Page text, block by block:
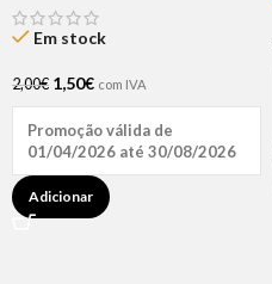
Hair (1 UNIDADE)
Em stock
2,00€ 1,50€ com IVA
Promoção válida de
01/04/2026 até 30/08/2026
Adicionar